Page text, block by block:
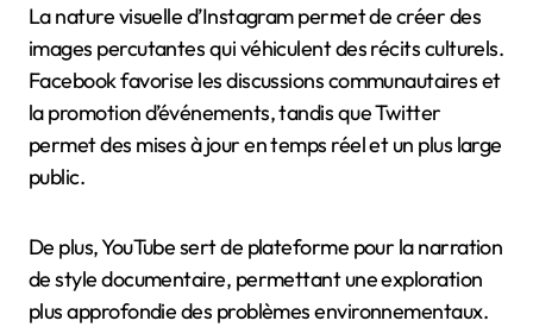
La nature visuelle d’Instagram permet de créer des
images percutantes qui véhiculent des récits culturels.
Facebook favorise les discussions communautaires et
la promotion d’événements, tandis que Twitter
permet des mises à jour en temps réel et un plus large
public.
De plus, YouTube sert de plateforme pour la narration
de style documentaire, permettant une exploration
plus approfondie des problèmes environnementaux.